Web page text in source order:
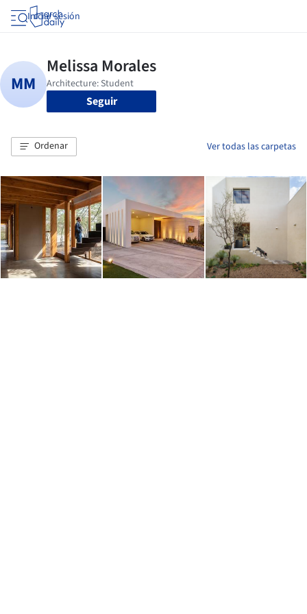
Iniciar sesión
Seguir
Ordenar Ver todas las carpetas